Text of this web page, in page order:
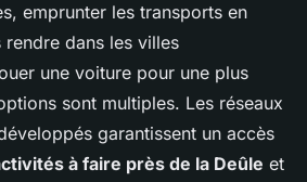
emprunter les transports en
dans les villes
une voiture pour une plus
sont multiples. Les réseaux
garantissent un accès
à faire près de la Deûle et